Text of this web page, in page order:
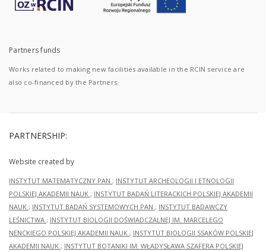
Partners funds
Works related to making new facilities available in the RCIN service are
also co-financed by the Partners.
PARTNERSHIP:
Website created by
INSTYTUT MATEMATYCZNY PAN ; INSTYTUT ARCHEOLOGII I ETNOLOGII
POLSKIEJ AKADEMII NAUK ; INSTYTUT BADAŃ LITERACKICH POLSKIEJ AKADEMII
NAUK ; INSTYTUT BADAŃ SYSTEMOWYCH PAN ; INSTYTUT BADAWCZY
LEŚNICTWA ; INSTYTUT BIOLOGII DOŚWIADCZALNEJ IM. MARCELEGO
NENCKIEGO POLSKIEJ AKADEMII NAUK ; INSTYTUT BIOLOGII SSAKÓW POLSKIEJ
AKADEMII NAUK ; INSTYTUT BOTANIKI IM. WŁADYSŁAWA SZAFERA POLSKIEJ